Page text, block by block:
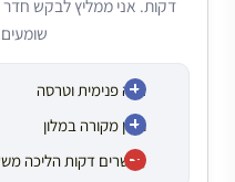
גינה פנימית וטרסה
חניון מקורה במלון
כעשרים דקות הליכה
דקות. אני ממליץ לבקש חדר